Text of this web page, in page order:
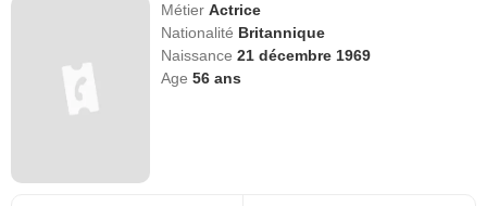
MétierActrice
Nationalité Britannique
Naissance21 décembre 1969
Age56 ans